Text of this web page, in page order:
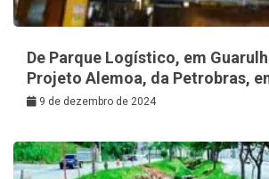
De Parque Logístico, em
Projeto Alemoa, da Petrobras,
9 de dezembro de 2024